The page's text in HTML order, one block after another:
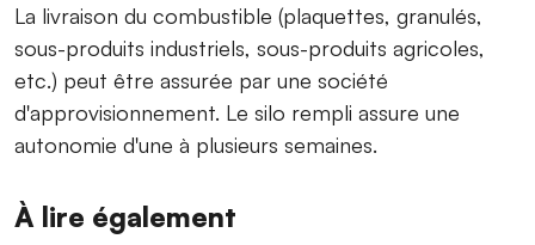
La livraison du combustible (plaquettes, granulés,
sous-produits industriels, sous-produits agricoles,
etc.) peut être assurée par une société
d'approvisionnement. Le silo rempli assure une
autonomie d'une à plusieurs semaines.
À lire également